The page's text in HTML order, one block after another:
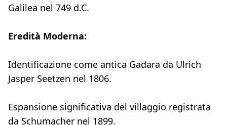
Galilea nel 749 d.C.
Eredità Moderna:
Identificazione come antica Gadara da Ulrich
Jasper Seetzen nel 1806.
Espansione significativa del villaggio registrata
da Schumacher nel 1899.